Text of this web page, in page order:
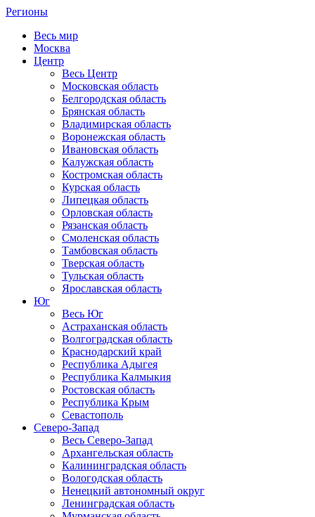
Регионы
Весь мир
Москва
Центр
Весь Центр
Московская область
Белгородская область
Брянская область
Владимирская область
Воронежская область
Ивановская область
Калужская область
Костромская область
Курская область
Липецкая область
Орловская область
Рязанская область
Смоленская область
Тамбовская область
Тверская область
Тульская область
Ярославская область
Юг
Весь Юг
Астраханская область
Волгоградская область
Краснодарский край
Республика Адыгея
Республика Калмыкия
Ростовская область
Республика Крым
Севастополь
Северо-Запад
Весь Северо-Запад
Архангельская область
Калининградская область
Вологодская область
Ненецкий автономный округ
Ленинградская область